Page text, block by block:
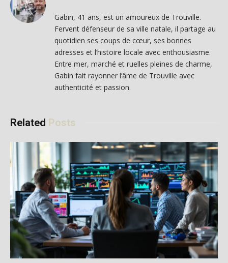
Gabin, 41 ans, est un amoureux de Trouville.
Fervent défenseur de sa ville natale, il partage au
quotidien ses coups de cœur, ses bonnes
adresses et l’histoire locale avec enthousiasme.
Entre mer, marché et ruelles pleines de charme,
Gabin fait rayonner l’âme de Trouville avec
authenticité et passion.
Related Posts